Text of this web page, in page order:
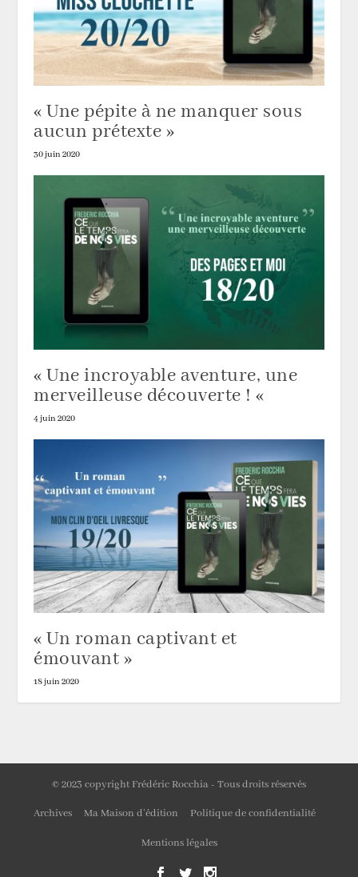
« Une pépite à ne manquer sous
aucun prétexte »
30 juin 2020
« Une incroyable aventure, une
merveilleuse découverte ! «
4 juin 2020
« Un roman captivant et
émouvant »
18 juin 2020
© 2023 copyright Frédéric Rocchia - Tous droits réservés
Archives Ma Maison d’édition Politique de confidentialité
Mentions légales